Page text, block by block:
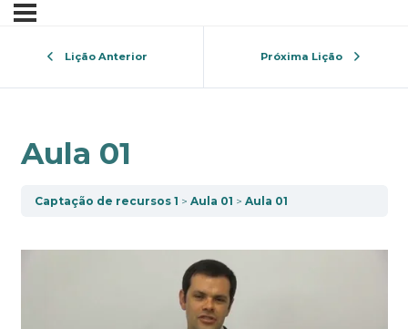
Lição Anterior Próxima Lição
Aula 01
Captação de recursos 1 Aula 01 Aula 01